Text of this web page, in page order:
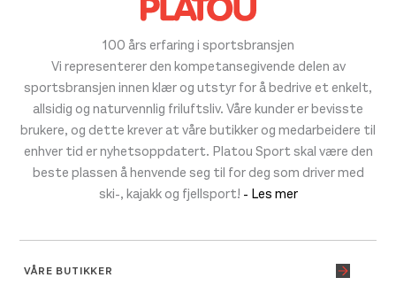
100 års erfaring i sportsbransjen
Vi representerer den kompetansegivende delen av
sportsbransjen innen klær og utstyr for å bedrive et enkelt,
allsidig og naturvennlig friluftsliv. Våre kunder er bevisste
brukere, og dette krever at våre butikker og medarbeidere til
enhver tid er nyhetsoppdatert. Platou Sport skal være den
beste plassen å henvende seg til for deg som driver med
ski-, kajakk og fjellsport! - Les mer
VÅRE BUTIKKER